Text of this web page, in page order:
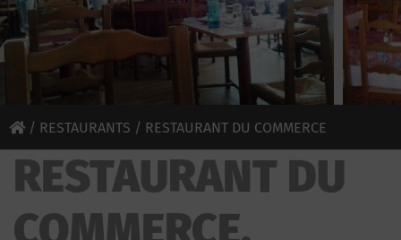
/ RESTAURANTS / RESTAURANT DU COMMERCE
RESTAURANT DU